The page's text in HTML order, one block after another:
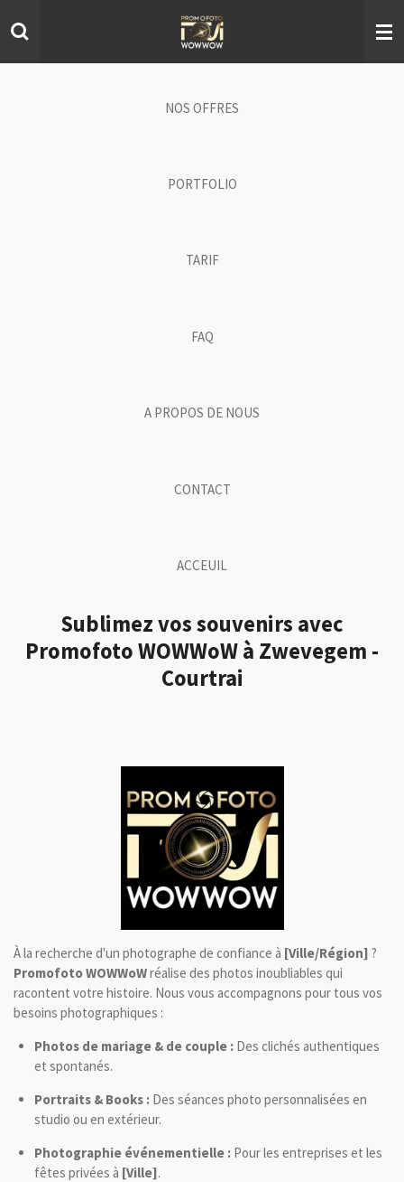
direct
NOS OFFRES
PORTFOLIO
TARIF
FAQ
A PROPOS DE NOUS
CONTACT
ACCEUIL
Sublimez vos souvenirs avec
Promofoto WOWWoW à Zwevegem -
Courtrai
À la recherche d'un photographe de confiance à [Ville/Région] ?
Promofoto WOWWoWréalise des photos inoubliables qui
racontent votre histoire. Nous vous accompagnons pour tous vos
besoins photographiques :
Photos de mariage & de couple :Des clichés authentiques
et spontanés.
Portraits & Books :Des séances photo personnalisées en
studio ou en extérieur.
Photographie événementielle :Pour les entreprises et les
fêtes privées à [Ville].